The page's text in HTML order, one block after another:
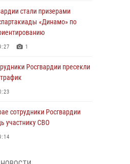
стали призерами
«Динамо» по
1
Росгвардии пресекли
сотрудники Росгвардии
участнику СВО